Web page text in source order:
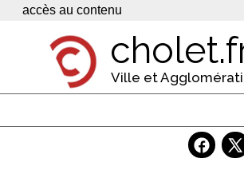
Panneau de gestion des cookies
accès au contenu
Ville et